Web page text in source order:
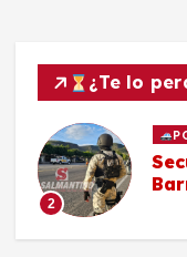
¿Te lo
2